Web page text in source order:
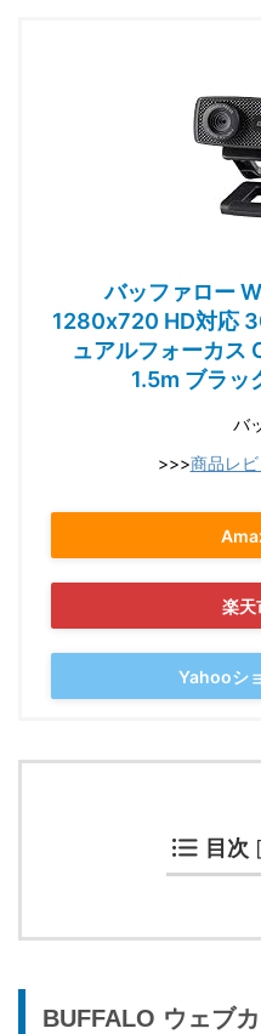
バッファロー
1280x720 HD対応
ュアルフォーカス
1.5m ブラッ
バ
>>>商品レ
楽天
Yahooシ
目次 [
BUFFALO ウェブ